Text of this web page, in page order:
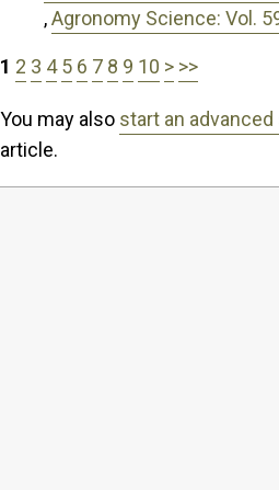
,Agronomy Science: Vol.
1 2 3 4 5 6 7 8 9 10 > >>
You may also start an
article.